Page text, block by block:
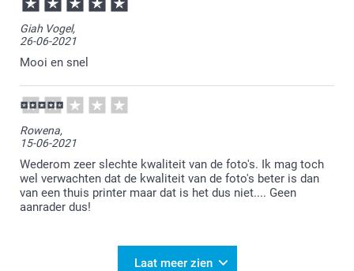
Giah Vogel,
26-06-2021
Mooi en snel
Rowena,
15-06-2021
Wederom zeer slechte kwaliteit van de foto's. Ik mag toch
wel verwachten dat de kwaliteit van de foto's beter is dan
van een thuis printer maar dat is het dus niet.... Geen
aanrader dus!
Laat meer zien